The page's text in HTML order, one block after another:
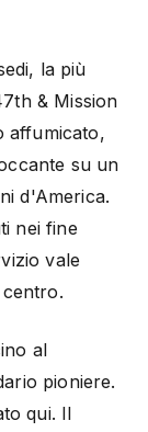
la più
& Mission
affumicato,
su un
d'America.
nei fine
vale
centro.
al
pioniere.
qui. Il